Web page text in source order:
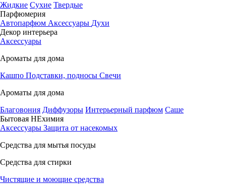
Жидкие Сухие Твердые
Парфюмерия
Автопарфюм Аксессуары Духи
Декор интерьера
Аксессуары
Ароматы для дома
Кашпо Подставки, подносы Свечи
Ароматы для дома
Благовония Диффузоры Интерьерный парфюм Саше
Бытовая НЕхимия
Аксессуары Защита от насекомых
Средства для мытья посуды
Средства для стирки
Чистящие и моющие средства